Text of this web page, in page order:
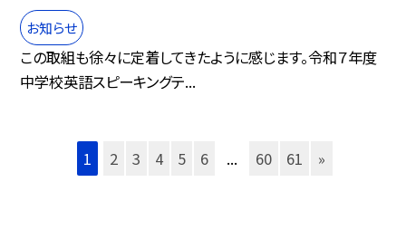
お知らせ
この取組も徐々に定着してきたように感じます。令和７年度
中学校英語スピーキングテ...
1 2 3 4 5 6 ... 60 61 »